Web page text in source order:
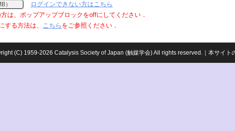
）
ログインできない方はこちら
は、ポップアップブロックをoffにしてください．
する方法は、 こちら をご参照ください．
(C) 1959-2026 Catalysis Society of Japan (触媒学会) All rights reserved.｜本サイト